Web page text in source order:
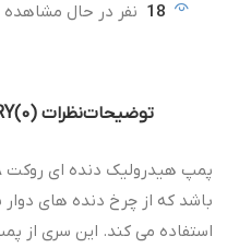
18 نفر در حال
توضیحاتنظرات (0)
باشد که از چرخ دنده های
استفاده می کند. این سری از